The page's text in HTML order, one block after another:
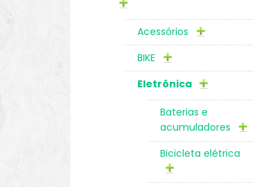
Acessórios
BIKE
Eletrônica
Baterias e
acumuladores
Bicicleta elétrica